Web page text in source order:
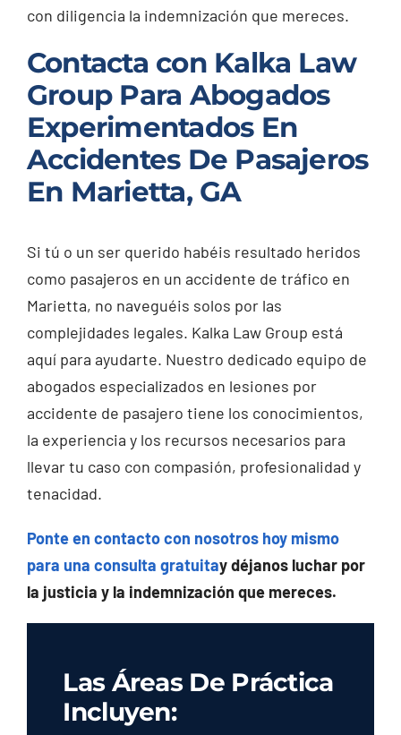
con diligencia la indemnización que mereces.
Contacta con Kalka Law
Group Para Abogados
Experimentados En
Accidentes De Pasajeros
En Marietta, GA
Si tú o un ser querido habéis resultado heridos
como pasajeros en un accidente de tráfico en
Marietta, no naveguéis solos por las
complejidades legales. Kalka Law Group está
aquí para ayudarte. Nuestro dedicado equipo de
abogados especializados en lesiones por
accidente de pasajero tiene los conocimientos,
la experiencia y los recursos necesarios para
llevar tu caso con compasión, profesionalidad y
tenacidad.
Ponte en contacto con nosotros hoy mismo
para una consulta gratuitay déjanos luchar por
la justicia y la indemnización que mereces.
Las Áreas De Práctica
Incluyen: